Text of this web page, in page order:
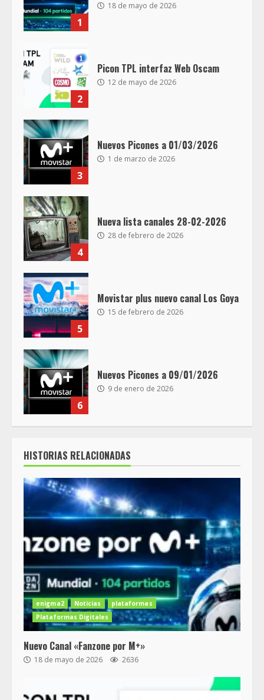
1
18 de mayo de 2026
2
Picon TPL interfaz Web Oscam
12 de mayo de 2026
3
Nuevos Picones a 01/03/2026
1 de marzo de 2026
4
Nueva lista canales 28-02-2026
28 de febrero de 2026
5
Movistar plus nuevo canal Los Goya
15 de febrero de 2026
6
Nuevos Picones a 09/01/2026
9 de enero de 2026
HISTORIAS RELACIONADAS
enigma2 Noticias
plataformas
Plataformas Digitales
Nuevo Canal «Fanzone por M+»
18 de mayo de 2026 2636